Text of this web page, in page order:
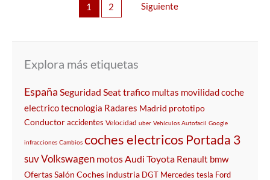
1 2 Siguiente
Explora más etiquetas
España Seguridad Seattrafico multas movilidadcoche
electricotecnologia Radares Madrid prototipo
Conductor accidentes Velocidad uber Vehículos Autofacil Google
infracciones Cambios coches electricos Portada 3
suvVolkswagen motosAudi Toyota Renault bmw
OfertasSalón Coches industria DGT Mercedes tesla Ford